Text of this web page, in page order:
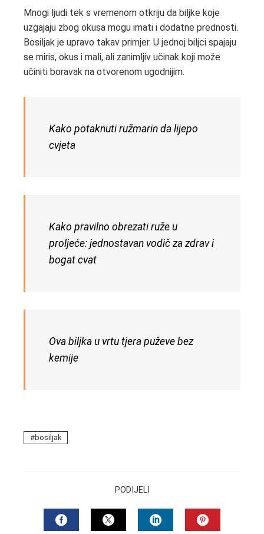
Mnogi ljudi tek s vremenom otkriju da biljke koje
uzgajaju zbog okusa mogu imati i dodatne prednosti.
Bosiljak je upravo takav primjer. U jednoj biljci spajaju
se miris, okus i mali, ali zanimljiv učinak koji može
učiniti boravak na otvorenom ugodnijim.
Kako potaknuti ružmarin da lijepo
cvjeta
Kako pravilno obrezati ruže u
proljeće: jednostavan vodič za zdrav i
bogat cvat
Ova biljka u vrtu tjera puževe bez
kemije
bosiljak
PODIJELI